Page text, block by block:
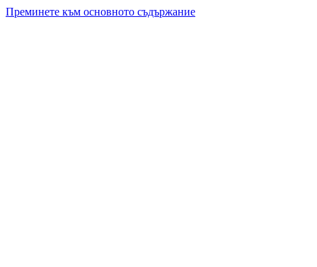
Преминете към основното съдържание